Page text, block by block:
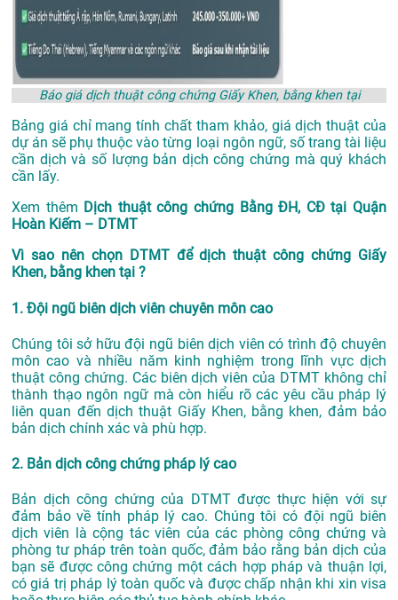
Báo giá dịch thuật công chứng Giấy Khen, bằng khen tại
Bảng giá chỉ mang tính chất tham khảo, giá dịch thuật của
dự án sẽ phụ thuộc vào từng loại ngôn ngữ, số trang tài liệu
cần dịch và số lượng bản dịch công chứng mà quý khách
cần lấy.
Xem thêm Dịch thuật công chứng Bằng ĐH, CĐ tại Quận
Hoàn Kiếm – DTMT
Vì sao nên chọn DTMT để dịch thuật công chứng Giấy
Khen, bằng khen tại ?
1. Đội ngũ biên dịch viên chuyên môn cao
Chúng tôi sở hữu đội ngũ biên dịch viên có trình độ chuyên
môn cao và nhiều năm kinh nghiệm trong lĩnh vực dịch
thuật công chứng. Các biên dịch viên của DTMT không chỉ
thành thạo ngôn ngữ mà còn hiểu rõ các yêu cầu pháp lý
liên quan đến dịch thuật Giấy Khen, bằng khen, đảm bảo
bản dịch chính xác và phù hợp.
2. Bản dịch công chứng pháp lý cao
Bản dịch công chứng của DTMT được thực hiện với sự
đảm bảo về tính pháp lý cao. Chúng tôi có đội ngũ biên
dịch viên là cộng tác viên của các phòng công chứng và
phòng tư pháp trên toàn quốc, đảm bảo rằng bản dịch của
bạn sẽ được công chứng một cách hợp pháp và thuận lợi,
có giá trị pháp lý toàn quốc và được chấp nhận khi xin visa